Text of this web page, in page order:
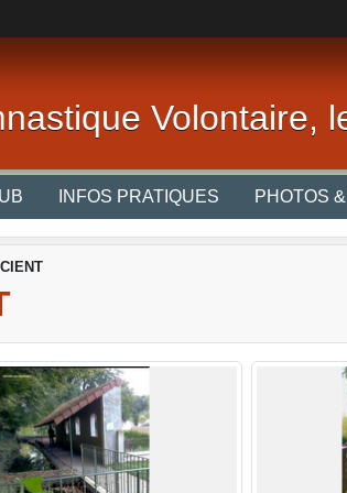
Volontaire,
INFOS PRATIQUES PHOTOS